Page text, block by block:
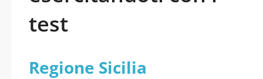
test
Regione Sicilia